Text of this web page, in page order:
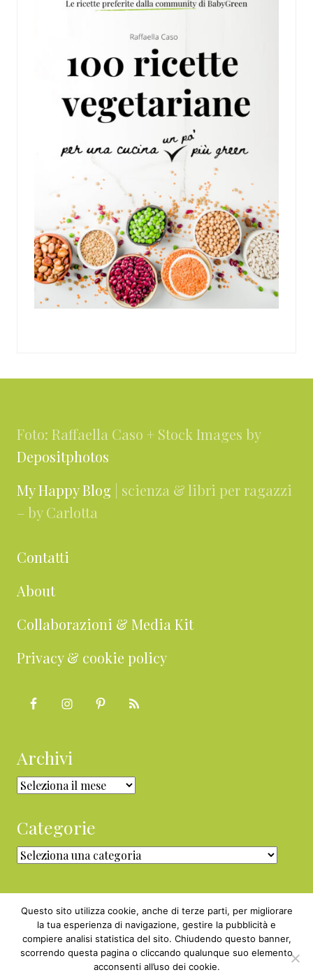
Foto: Raffaella Caso + Stock Images by
Depositphotos
My Happy Blog | scienza & libri per ragazzi
– by Carlotta
Contatti
About
Collaborazioni & Media Kit
Privacy & cookie policy
Archivi
Archivi
Categorie
Categorie
Copyright © 2010 - 2026 BabyGreen™ ·
P.IVA 05829800969 · Webmaster
Questo sito utilizza cookie, anche di terze parti, per migliorare
la tua esperienza di navigazione, gestire la pubblicità e
compiere analisi statistica del sito. Chiudendo questo banner,
scorrendo questa pagina o cliccando qualunque suo elemento
acconsenti all’uso dei cookie.